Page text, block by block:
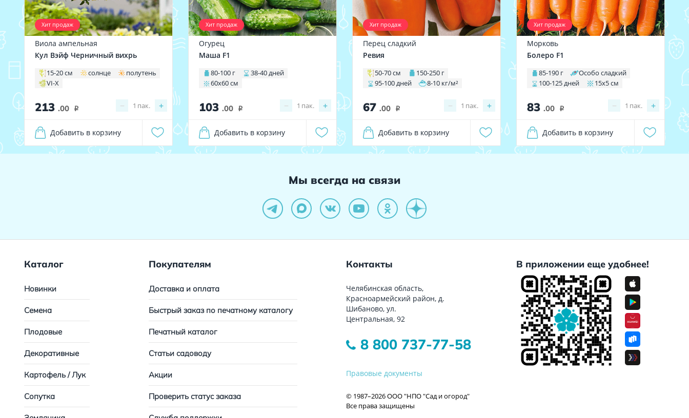
Хит продаж
Виола ампельная
Кул Вэйф Черничный вихрь
15-20 см солнце
полутень
VI-X
213 .00 i − +
1 пак.
Добавить в корзину
Хит продаж
Огурец
Маша F1
80-100 г
38-40 дней
60х60 см
103 .00 i − +
1 пак.
Добавить в корзину
Хит продаж
Перец сладкий
Ревия
50-70 см
150-250 г
95-100 дней
8-10 кг/м²
67 .00 i − +
1 пак.
Добавить в корзину
Хит продаж
Морковь
Болеро F1
85-190 г
Особо сладкий
100-125 дней
15х5 см
83 .00 i − +
1 пак.
Добавить в корзину
Мы всегда на связи
Каталог
Новинки
Семена
Плодовые
Декоративные
Картофель / Лук
Сопутка
Покупателям
Доставка и оплата
Быстрый заказ по печатному каталогу
Печатный каталог
Статьи садоводу
Акции
Проверить статус заказа
Контакты
Челябинская область,
Красноармейский район, д.
Шибаново, ул.
Центральная, 92
8 800 737-77-58
Правовые документы
© 1987–2026 ООО "НПО "Сад и огород"
Все права защищены
В приложении еще удобнее!